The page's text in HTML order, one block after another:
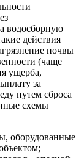
водосборную
действия
почвы
(чаще
ущерба,
за
путем сброса
схемы
оборудованные